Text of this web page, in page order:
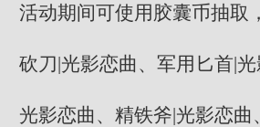
活动期间可使用胶囊币抽取
砍刀|光影恋曲、军用匕首|
光影恋曲、精铁斧|光影恋曲